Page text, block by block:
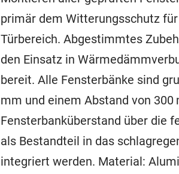
primär dem Witterungsschutz
Türbereich. Abgestimmtes
den Einsatz in
bereit. Alle Fensterbänke sind
mm und einem Abstand von
Fensterbanküberstand über die
als Bestandteil in das
integriert werden. Material: